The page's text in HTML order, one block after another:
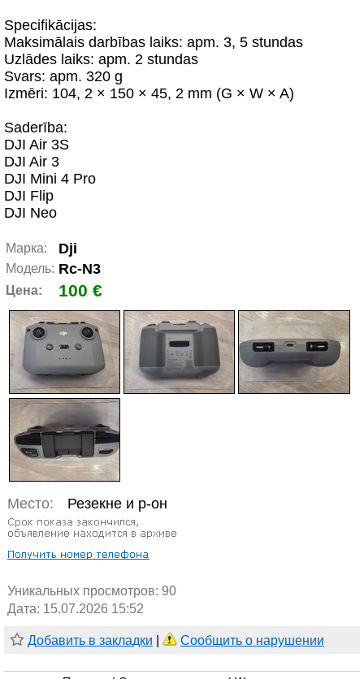
Specifikācijas:
Maksimālais darbības laiks: apm. 3, 5 stundas
Uzlādes laiks: apm. 2 stundas
Svars: apm. 320 g
Izmēri: 104, 2 × 150 × 45, 2 mm (G × W × A)
Saderība:
DJI Air 3S
DJI Air 3
DJI Mini 4 Pro
DJI Flip
DJI Neo
Марка: Dji
Модель: Rc-N3
Цена: 100 €
Место: Резекне и р-он
Уникальных просмотров: 90
Дата: 15.07.2026 15:52
Добавить в закладки Сообщить о нарушении